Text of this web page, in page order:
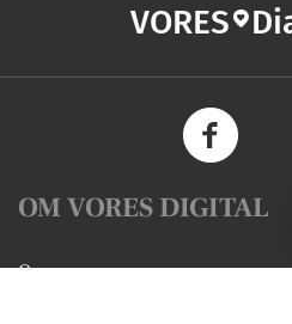
VORES
OM VORES DIGITAL
Om os